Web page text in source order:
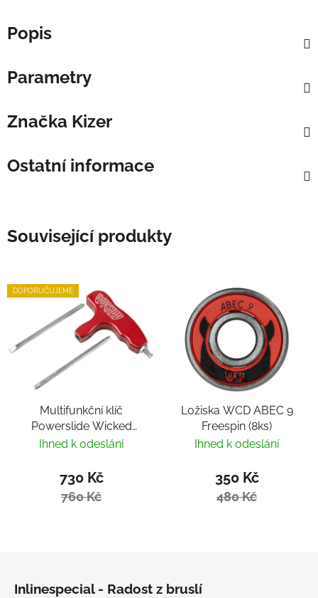
Popis
Parametry
Značka Kizer
Ostatní informace
Související produkty
DOPORUČUJEME
Multifunkční klíč
Powerslide Wicked
Hardcore Tool
Ihned k odeslání
730 Kč
760 Kč
Ložiska WCD ABEC 9
Freespin (8ks)
Ihned k odeslání
350 Kč
480 Kč
Inlinespecial - Radost z bruslí